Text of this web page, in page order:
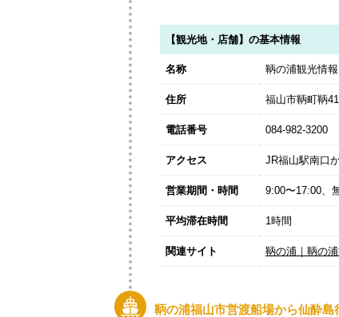
【観光地・店舗】の基本情報
名称 鞆の浦観光情
住所 福山市鞆町鞆
電話番号 084-982-3200
アクセス JR福山駅南口
営業期間・時間 9:00〜17:00、
平均滞在時間 1時間
関連サイト 鞆の浦｜鞆の
鞆の浦福山市営渡船場から仙酔